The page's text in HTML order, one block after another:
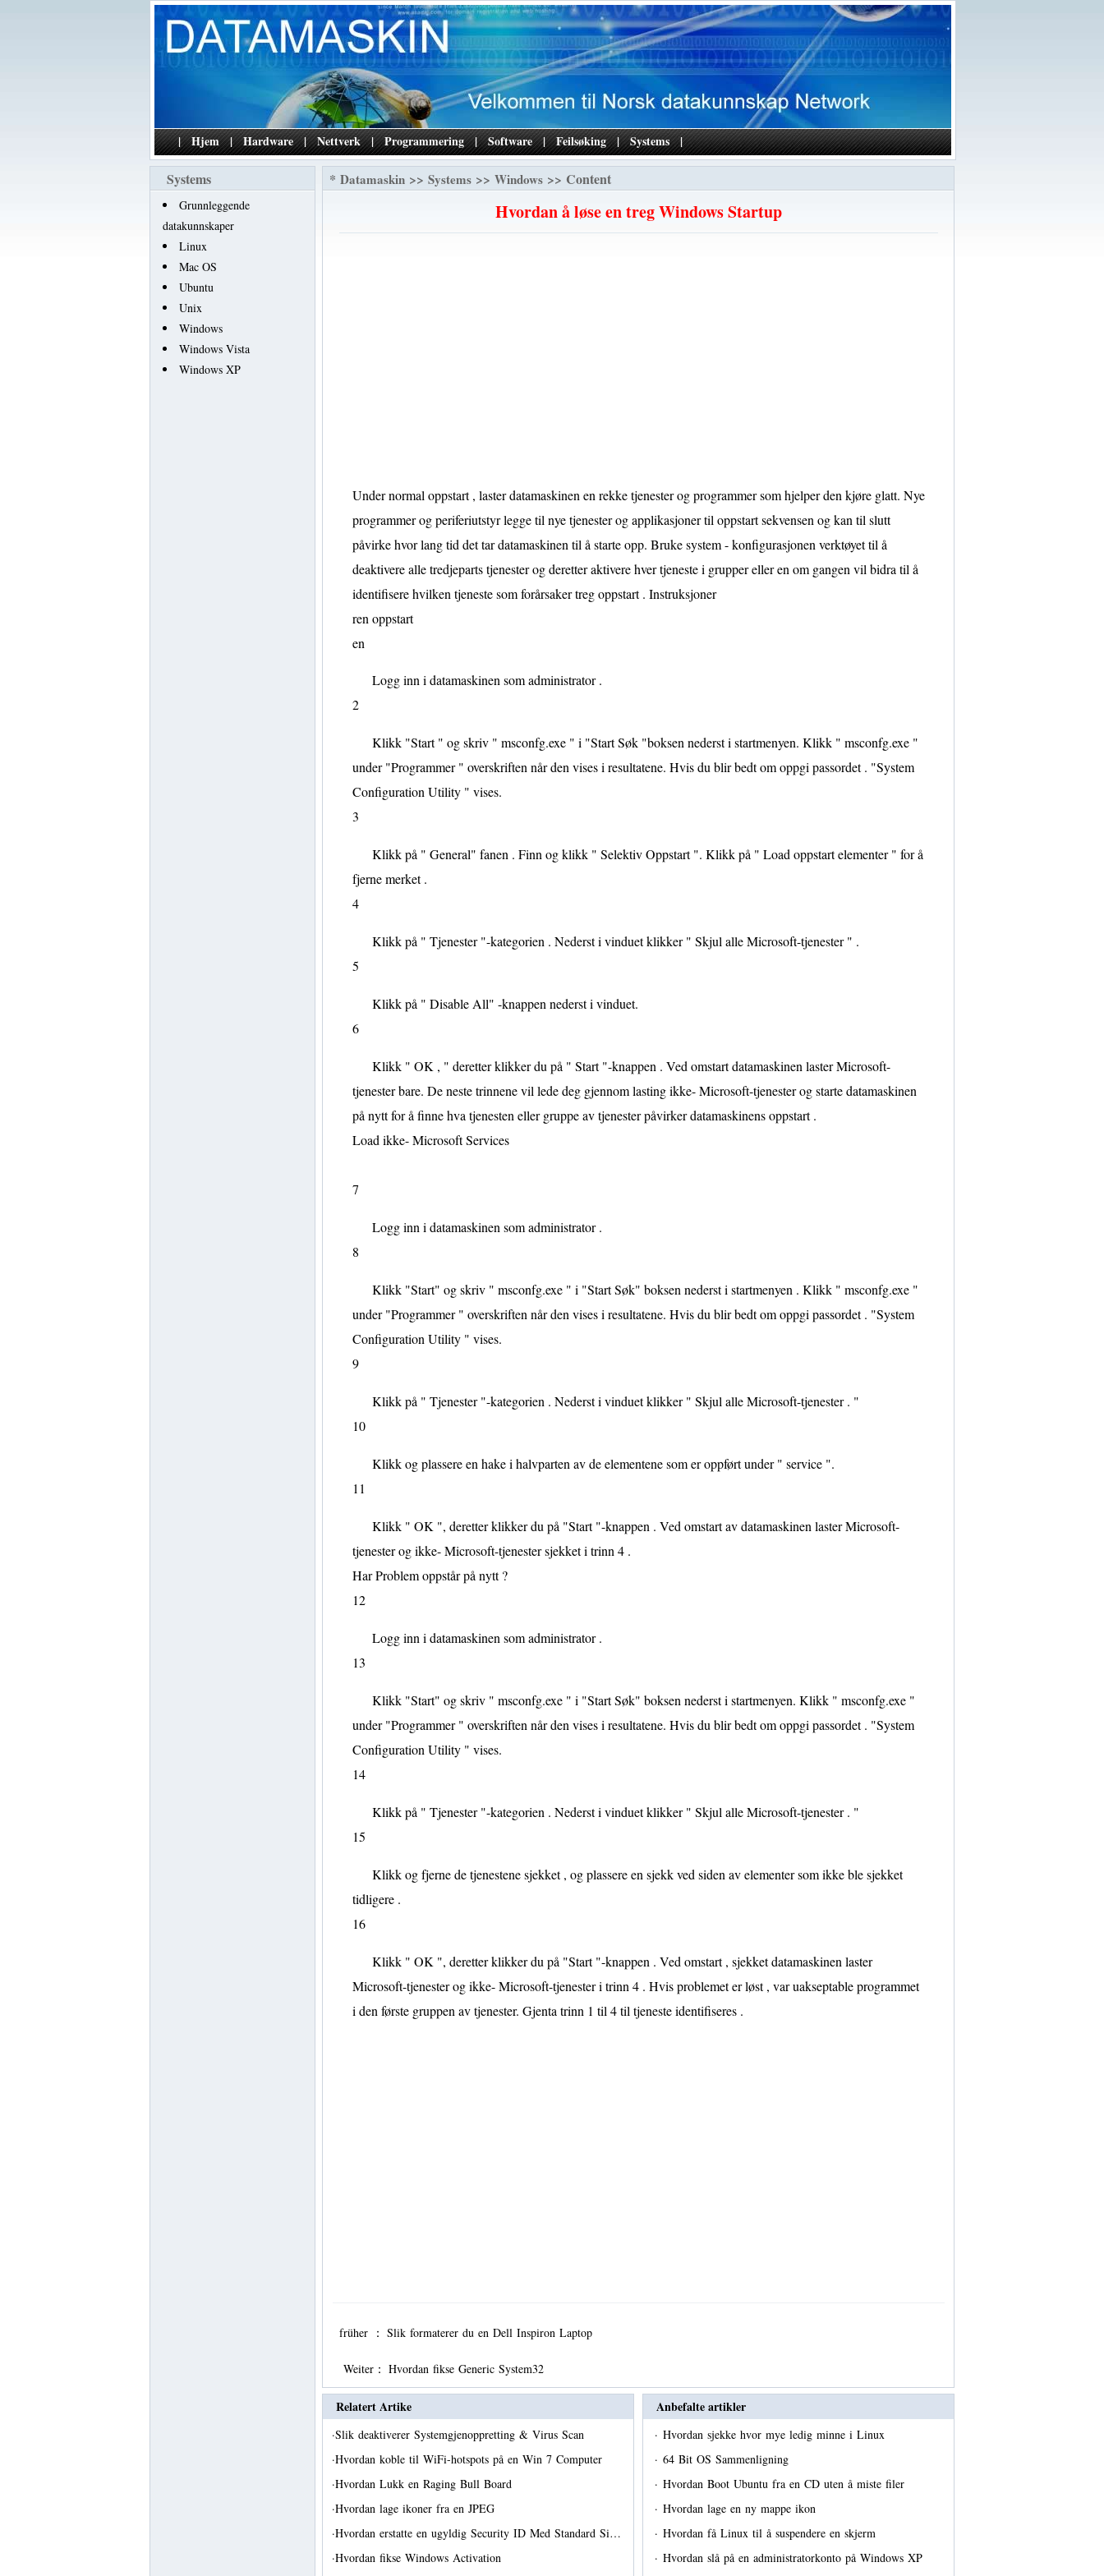
| Hjem | Hardware | Nettverk | Programmering | Software | Feilsøking | Systems |
Systems
Grunnleggende
datakunnskaper
Linux
Mac OS
Ubuntu
Unix
Windows
Windows Vista
Windows XP
* Datamaskin >> Systems >> Windows >> Content
Hvordan å løse en treg Windows Startup
Under normal oppstart , laster datamaskinen en rekke tjenester og programmer som hjelper den kjøre glatt. Nye
programmer og periferiutstyr legge til nye tjenester og applikasjoner til oppstart sekvensen og kan til slutt
påvirke hvor lang tid det tar datamaskinen til å starte opp. Bruke system - konfigurasjonen verktøyet til å
deaktivere alle tredjeparts tjenester og deretter aktivere hver tjeneste i grupper eller en om gangen vil bidra til å
identifisere hvilken tjeneste som forårsaker treg oppstart . Instruksjoner
ren oppstart
en
Logg inn i datamaskinen som administrator .
2
Klikk "Start " og skriv " msconfg.exe " i "Start Søk "boksen nederst i startmenyen. Klikk " msconfg.exe "
under "Programmer " overskriften når den vises i resultatene. Hvis du blir bedt om oppgi passordet . "System
Configuration Utility " vises.
3
Klikk på " General" fanen . Finn og klikk " Selektiv Oppstart ". Klikk på " Load oppstart elementer " for å
fjerne merket .
4
Klikk på " Tjenester "-kategorien . Nederst i vinduet klikker " Skjul alle Microsoft-tjenester " .
5
Klikk på " Disable All" -knappen nederst i vinduet.
6
Klikk " OK , " deretter klikker du på " Start "-knappen . Ved omstart datamaskinen laster Microsoft-
tjenester bare. De neste trinnene vil lede deg gjennom lasting ikke- Microsoft-tjenester og starte datamaskinen
på nytt for å finne hva tjenesten eller gruppe av tjenester påvirker datamaskinens oppstart .
Load ikke- Microsoft Services
7
Logg inn i datamaskinen som administrator .
8
Klikk "Start" og skriv " msconfg.exe " i "Start Søk" boksen nederst i startmenyen . Klikk " msconfg.exe "
under "Programmer " overskriften når den vises i resultatene. Hvis du blir bedt om oppgi passordet . "System
Configuration Utility " vises.
9
Klikk på " Tjenester "-kategorien . Nederst i vinduet klikker " Skjul alle Microsoft-tjenester . "
10
Klikk og plassere en hake i halvparten av de elementene som er oppført under " service ".
11
Klikk " OK ", deretter klikker du på "Start "-knappen . Ved omstart av datamaskinen laster Microsoft-
tjenester og ikke- Microsoft-tjenester sjekket i trinn 4 .
Har Problem oppstår på nytt ?
12
Logg inn i datamaskinen som administrator .
13
Klikk "Start" og skriv " msconfg.exe " i "Start Søk" boksen nederst i startmenyen. Klikk " msconfg.exe "
under "Programmer " overskriften når den vises i resultatene. Hvis du blir bedt om oppgi passordet . "System
Configuration Utility " vises.
14
Klikk på " Tjenester "-kategorien . Nederst i vinduet klikker " Skjul alle Microsoft-tjenester . "
15
Klikk og fjerne de tjenestene sjekket , og plassere en sjekk ved siden av elementer som ikke ble sjekket
tidligere .
16
Klikk " OK ", deretter klikker du på "Start "-knappen . Ved omstart , sjekket datamaskinen laster
Microsoft-tjenester og ikke- Microsoft-tjenester i trinn 4 . Hvis problemet er løst , var uakseptable programmet
i den første gruppen av tjenester. Gjenta trinn 1 til 4 til tjeneste identifiseres .
früher ： Slik formaterer du en Dell Inspiron Laptop
Weiter： Hvordan fikse Generic System32
Relatert Artike
·Slik deaktiverer Systemgjenoppretting & Virus Scan
·Hvordan koble til WiFi-hotspots på en Win 7 Computer
·Hvordan Lukk en Raging Bull Board
·Hvordan lage ikoner fra en JPEG
·Hvordan erstatte en ugyldig Security ID Med Standard Si…
·Hvordan fikse Windows Activation
Anbefalte artikler
· Hvordan sjekke hvor mye ledig minne i Linux
· 64 Bit OS Sammenligning
· Hvordan Boot Ubuntu fra en CD uten å miste filer
· Hvordan lage en ny mappe ikon
· Hvordan få Linux til å suspendere en skjerm
· Hvordan slå på en administratorkonto på Windows XP